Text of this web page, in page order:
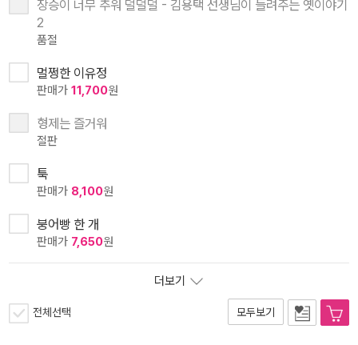
장승이 너무 추워 덜덜덜 - 김용택 선생님이 들려주는 옛이야기
2
품절
멀쩡한 이유정
판매가 11,700원
형제는 즐거워
절판
툭
판매가 8,100원
붕어빵 한 개
판매가 7,650원
더보기
전체선택 모두보기